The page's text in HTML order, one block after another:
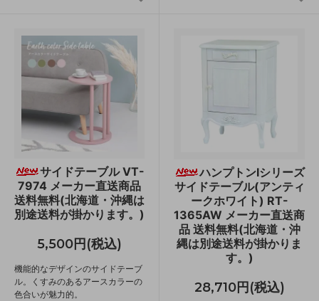
サイドテーブル VT-
7974 メーカー直送商品
送料無料(北海道・沖縄は
別途送料が掛かります。)
5,500円(税込)
機能的なデザインのサイドテーブ
ル。くすみのあるアースカラーの
色合いが魅力的。
ハンプトンIシリーズ
サイドテーブル(アンティ
ークホワイト) RT-
1365AW メーカー直送商
品 送料無料(北海道・沖
縄は別途送料が掛かりま
す。)
28,710円(税込)